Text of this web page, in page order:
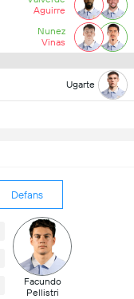
Aguirre
Nunez
Vinas
Ugarte
Defans
Facundo
Pellistri